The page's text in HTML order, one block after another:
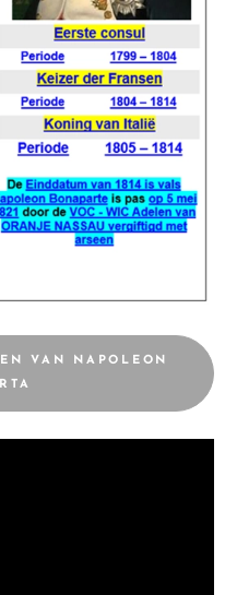
VAN NAPOLEON